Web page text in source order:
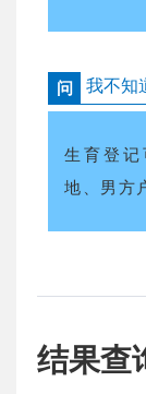
问 我不
生育登
地、男方
结果查